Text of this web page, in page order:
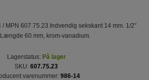
MPN 607.75.23 Indvendig sekskant 14 mm. 1/2"
60 mm, krom-vanadium.
Lagerstatus: På lager
SKU: 607.75.23
varenummer: 986-14